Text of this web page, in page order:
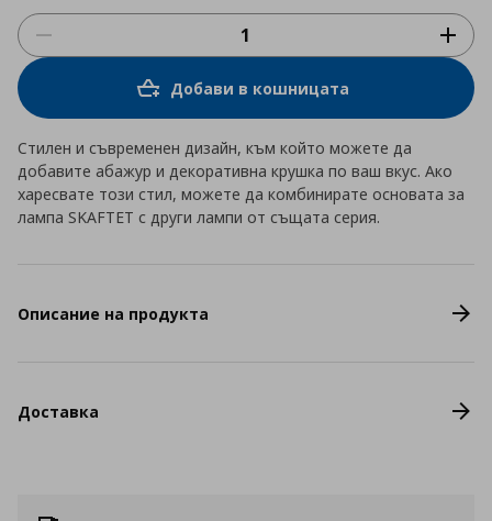
Добави в кошницата
Стилен и съвременен дизайн, към който можете да
добавите абажур и декоративна крушка по ваш вкус. Ако
харесвате този стил, можете да комбинирате основата за
лампа SKAFTET с други лампи от същата серия.
Описание на продукта
Доставка